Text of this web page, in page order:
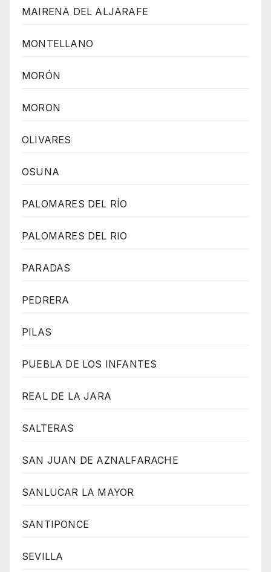
MAIRENA DEL ALJARAFE
MONTELLANO
MORÓN
MORON
OLIVARES
OSUNA
PALOMARES DEL RÍO
PALOMARES DEL RIO
PARADAS
PEDRERA
PILAS
PUEBLA DE LOS INFANTES
REAL DE LA JARA
SALTERAS
SAN JUAN DE AZNALFARACHE
SANLUCAR LA MAYOR
SANTIPONCE
SEVILLA